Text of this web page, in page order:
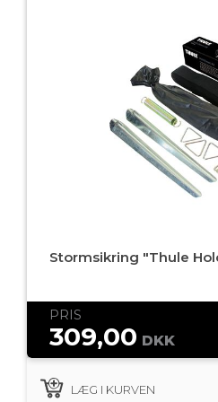
Stormsikring "Thule
PRIS
309,00 DKK
LÆG I KURVEN